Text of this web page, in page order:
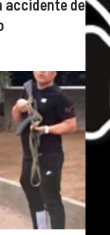
accidente de